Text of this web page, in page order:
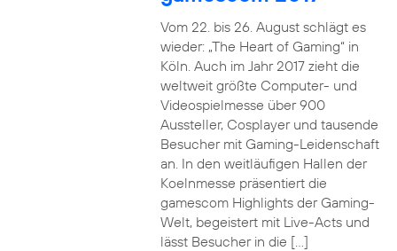
Vom 22. bis 26. August schlägt es
wieder: „The Heart of Gaming“ in
Köln. Auch im Jahr 2017 zieht die
weltweit größte Computer- und
Videospielmesse über 900
Aussteller, Cosplayer und tausende
Besucher mit Gaming-Leidenschaft
an. In den weitläufigen Hallen der
Koelnmesse präsentiert die
gamescom Highlights der Gaming-
Welt, begeistert mit Live-Acts und
lässt Besucher in die […]